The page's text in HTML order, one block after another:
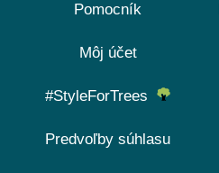
Pomocník
Môj účet
#StyleForTrees
Predvoľby súhlasu